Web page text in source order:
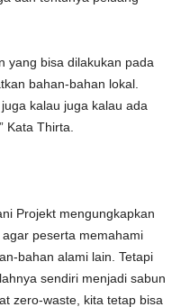
yang bisa dilakukan pada
bahan-bahan lokal.
kalau juga kalau ada
Kata Thirta.
Projekt mengungkapkan
peserta memahami
bahan alami lain. Tetapi
sendiri menjadi sabun
zero-waste, kita tetap bisa